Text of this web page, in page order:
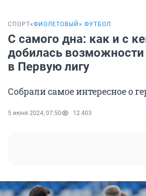
СПОРТ«ФИОЛЕТОВЫЙ» ФУТБОЛ
С самого дна: как и с
добилась возможности
в Первую лигу
Собрали самое интересное о
5 июня 2024, 07:50 12 403